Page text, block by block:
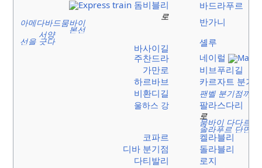
돔비블리
바드라푸르
로
아메다바드뭄바이
본선
반가니
서양
선을 긋다
바사이길
셸루
주찬드라
네이럴
가만로
비브푸리길
하르바브
카르자트 분기
비환디길
팬벨 분기점까지
울하스 강
팔라스다리
로
뭄바이 다다르-
솔라푸르 단면
코파르
켈라블리
디바 분기점
돌라블리
다티발리
로지